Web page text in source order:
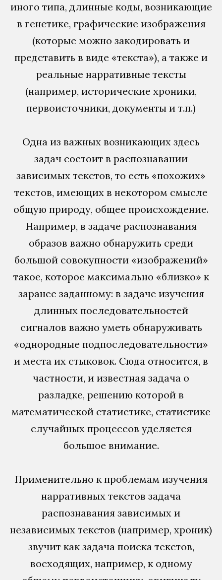
иного типа, длинные коды, возникающие
в генетике, графические изображения
(которые можно закодировать и
представить в виде «текста»), а также и
реальные нарративные тексты
(например, исторические хроники,
первоисточники, документы и т.п.)
Одна из важных возникающих здесь
задач состоит в распознавании
зависимых текстов, то есть «похожих»
текстов, имеющих в некотором смысле
общую природу, общее происхождение.
Например, в задаче распознавания
образов важно обнаружить среди
большой совокупности «изображений»
такое, которое максимально «близко» к
заранее заданному: в задаче изучения
длинных последовательностей
сигналов важно уметь обнаруживать
«однородные подпоследовательности»
и места их стыковок. Сюда относится, в
частности, и известная задача о
разладке, решению которой в
математической статистике, статистике
случайных процессов уделяется
большое внимание.
Применительно к проблемам изучения
нарративных текстов задача
распознавания зависимых и
независимых текстов (например, хроник)
звучит как задача поиска текстов,
восходящих, например, к одному